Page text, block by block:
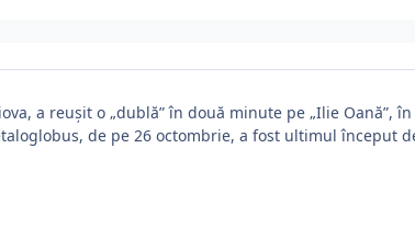
a reușit o „dublă” în două minute pe „Ilie
de pe 26 octombrie, a fost ultimul început